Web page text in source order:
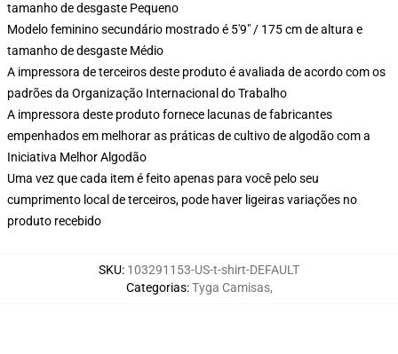
tamanho de desgaste Pequeno
Modelo feminino secundário mostrado é 5'9" / 175 cm de altura e
tamanho de desgaste Médio
A impressora de terceiros deste produto é avaliada de acordo com os
padrões da Organização Internacional do Trabalho
A impressora deste produto fornece lacunas de fabricantes
empenhados em melhorar as práticas de cultivo de algodão com a
Iniciativa Melhor Algodão
Uma vez que cada item é feito apenas para você pelo seu
cumprimento local de terceiros, pode haver ligeiras variações no
produto recebido
SKU: 103291153-US-t-shirt-DEFAULT
Categorias:Tyga Camisas,